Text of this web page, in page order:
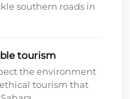
southern roads in
tourism
the environment
tourism that